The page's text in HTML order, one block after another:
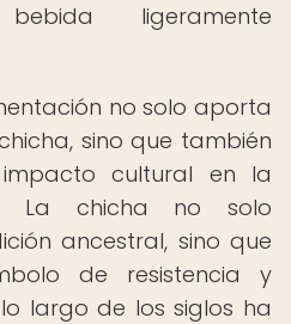
ligeramente
no solo aporta
sino que también
cultural en la
La chicha no solo
ancestral, sino que
de resistencia y
largo de los siglos ha